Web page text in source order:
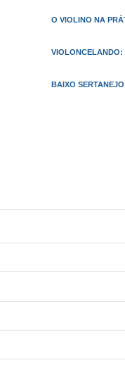
O VIOLINO NA
VIOLONCELANDO:
BAIXO SERTANEJO